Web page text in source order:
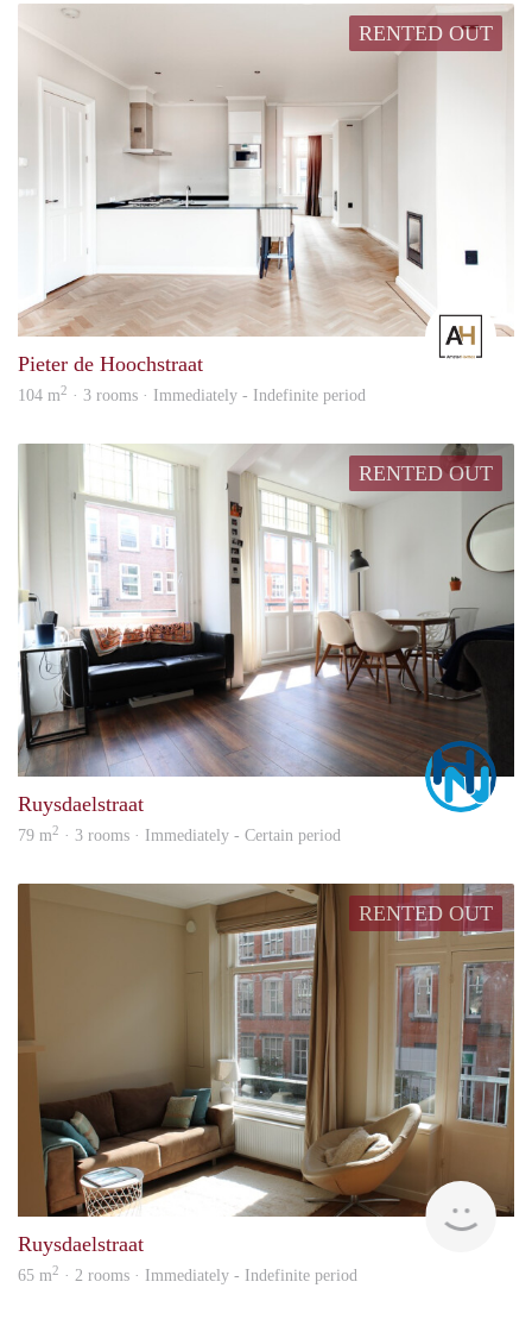
RENTED OUT
Pieter de Hoochstraat
104 m2 · 3 rooms · Immediately - Indefinite period
RENTED OUT
Ruysdaelstraat
79 m2 · 3 rooms · Immediately - Certain period
RENTED OUT
Ruysdaelstraat
65 m2 · 2 rooms · Immediately - Indefinite period